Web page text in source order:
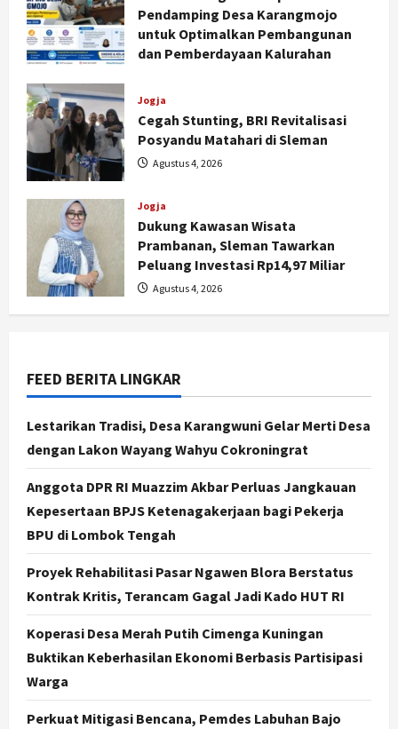
Pendamping Desa Karangmojo
untuk Optimalkan Pembangunan
dan Pemberdayaan Kalurahan
Jogja
Cegah Stunting, BRI Revitalisasi
Posyandu Matahari di Sleman
Agustus 4, 2026
Jogja
Dukung Kawasan Wisata
Prambanan, Sleman Tawarkan
Peluang Investasi Rp14,97 Miliar
Agustus 4, 2026
FEED BERITA LINGKAR
Lestarikan Tradisi, Desa Karangwuni Gelar Merti Desa
dengan Lakon Wayang Wahyu Cokroningrat
Anggota DPR RI Muazzim Akbar Perluas Jangkauan
Kepesertaan BPJS Ketenagakerjaan bagi Pekerja
BPU di Lombok Tengah
Proyek Rehabilitasi Pasar Ngawen Blora Berstatus
Kontrak Kritis, Terancam Gagal Jadi Kado HUT RI
Koperasi Desa Merah Putih Cimenga Kuningan
Buktikan Keberhasilan Ekonomi Berbasis Partisipasi
Warga
Perkuat Mitigasi Bencana, Pemdes Labuhan Bajo
Jogja
3
Politik
Karwito Komitmen Perbaikan Jalan
Bertahap
Agustus 6, 2026
4
Nasional
79 Kabupaten/Kota Kesulitan Bayar
Gaji PPPK, Kemendagri Godok
Skema Bantuan Lewat DAU
Agustus 6, 2026
Jogja
Transformasi Penanganan Stunting
di Sleman: Mengubah Kondisi Gizi
Agustus 5, 2026